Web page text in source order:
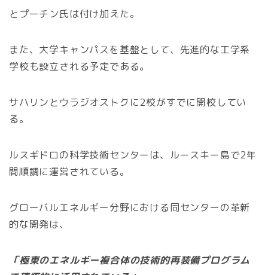
とプーチン氏は付け加えた。
また、大学キャンパスを基盤として、先進的な工学系
学校も設立される予定である。
サハリンとウラジオストクに2校がすでに開校してい
る。
ルスギドロの科学技術センターは、ルースキー島で2年
間順調に運営されている。
グローバルエネルギー分野における同センターの革新
的な開発は、
「極東のエネルギー複合体の技術的再装備プログラム